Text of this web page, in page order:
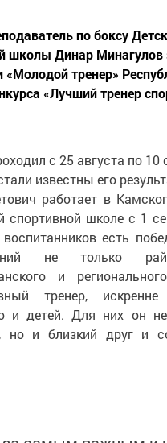
по боксу
школы Динар Минагулов
тренер»
«Лучший тренер
с 25 августа по 10
известны его
работает в
спортивной школе с 1
есть
не только
и
тренер,
и детей. Для них он
но и близкий друг и